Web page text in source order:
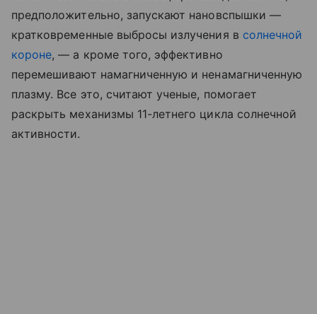
предположительно, запускают нановспышки —
кратковременные выбросы излучения в солнечной
короне, — а кроме того, эффективно
перемешивают намагниченную и ненамагниченную
плазму. Все это, считают ученые, помогает
раскрыть механизмы 11-летнего цикла солнечной
активности.